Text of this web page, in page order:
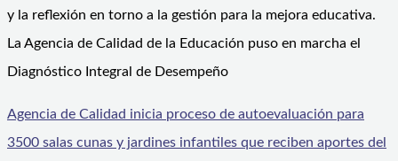
y la reflexión en torno a la gestión para la mejora educativa.
La Agencia de Calidad de la Educación puso en marcha el
Diagnóstico Integral de Desempeño
Agencia de Calidad inicia proceso de autoevaluación para
3500 salas cunas y jardines infantiles que reciben aportes del